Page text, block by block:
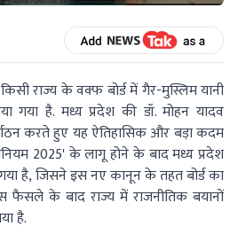
राज्य के वक्फ बोर्ड में गैर-मुस्लिम यानी
गया है. मध्य प्रदेश की डॉ. मोहन यादव
करते हुए यह ऐतिहासिक और बड़ा कदम
2025' के लागू होने के बाद मध्य प्रदेश
है, जिसने इस नए कानून के तहत बोर्ड का
के बाद राज्य में राजनीतिक बयानों
है.